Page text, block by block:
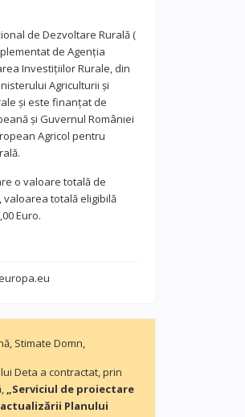
de Dezvoltare Rurală (
de Agenția
Investițiilor Rurale, din
Agriculturii și
și este finanțat de
și Guvernul României
Agricol pentru
o valoare totală de
valoarea totală eligibilă
Euro.
Stimate Domn,
Deta a contractat, prin
„Serviciul de proiectare
Planului